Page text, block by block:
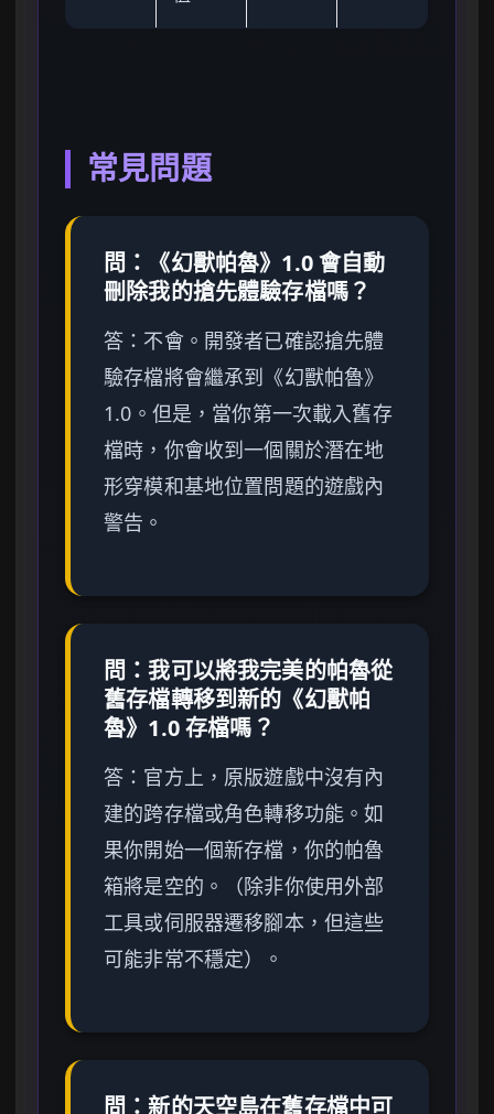
常見問題
問：《幻獸帕魯》1.0 會自動
刪除我的搶先體驗存檔嗎？
答：不會。開發者已確認搶先體
驗存檔將會繼承到《幻獸帕魯》
1.0。但是，當你第一次載入舊存
檔時，你會收到一個關於潛在地
形穿模和基地位置問題的遊戲內
警告。
問：我可以將我完美的帕魯從
舊存檔轉移到新的《幻獸帕
魯》1.0 存檔嗎？
答：官方上，原版遊戲中沒有內
建的跨存檔或角色轉移功能。如
果你開始一個新存檔，你的帕魯
箱將是空的。（除非你使用外部
工具或伺服器遷移腳本，但這些
可能非常不穩定）。
問：新的天空島在舊存檔中可